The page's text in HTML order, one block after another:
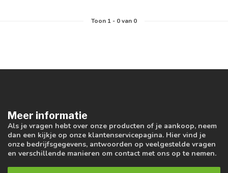
Toon 1- 0van 0
Meer informatie
Als je vragen hebt over onze producten of je aankoop, neem
dan een kijkje op onze klantenservicepagina. Hier vind je
onze bedrijfsgegevens, antwoorden op veelgestelde vragen
en verschillende manieren om contact met ons op te nemen.